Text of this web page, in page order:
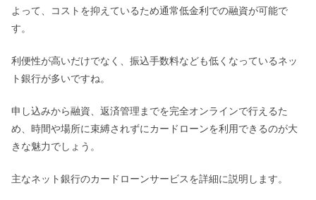
よって、コストを抑えているため通常低金利での融資が可能で
す。
利便性が高いだけでなく、振込手数料なども低くなっているネッ
ト銀行が多いですね。
申し込みから融資、返済管理までを完全オンラインで行えるた
め、時間や場所に束縛されずにカードローンを利用できるのが大
きな魅力でしょう。
主なネット銀行のカードローンサービスを詳細に説明します。